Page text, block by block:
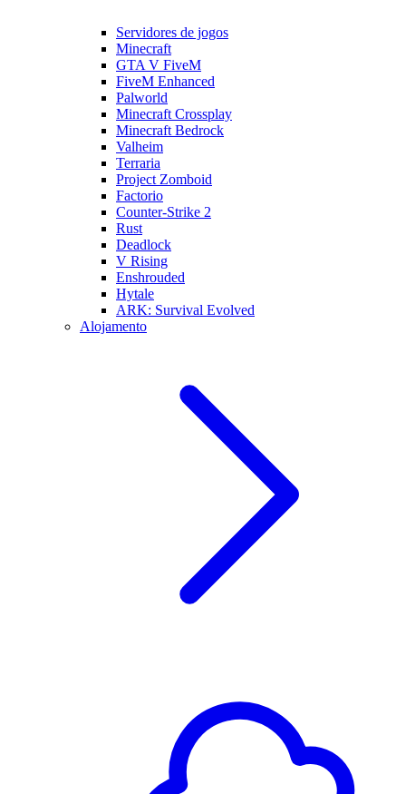
Servidores de jogos
Minecraft
GTA V FiveM
FiveM Enhanced
Palworld
Minecraft Crossplay
Minecraft Bedrock
Valheim
Terraria
Project Zomboid
Factorio
Counter-Strike 2
Rust
Deadlock
V Rising
Enshrouded
Hytale
ARK: Survival Evolved
Alojamento